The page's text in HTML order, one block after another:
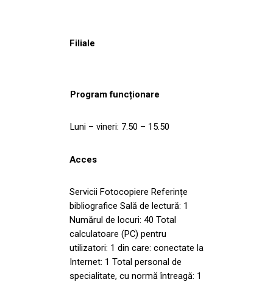
Filiale
Program funcționare
Luni – vineri: 7.50 – 15.50
Acces
Servicii Fotocopiere Referințe
bibliografice Sală de lectură: 1
Numărul de locuri: 40 Total
calculatoare (PC) pentru
utilizatori: 1 din care: conectate la
Internet: 1 Total personal de
specialitate, cu normă întreagă: 1